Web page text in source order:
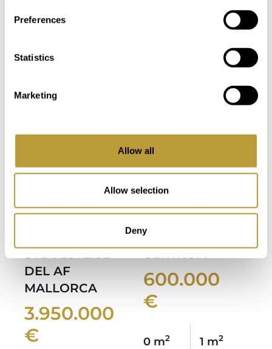
Preferences
Statistics
Marketing
Allow all
Allow selection
Deny
ANDRATX-
HAVUDSIGT
SYDVESTLIGE
DEL AF
MALLORCA
3.950.000
€
PENTHOUSE I
PUERTO DE
ANDRATX
MED STOR
LIGE I BYENS
CENTRUM
600.000
€
0 m2 1 m2